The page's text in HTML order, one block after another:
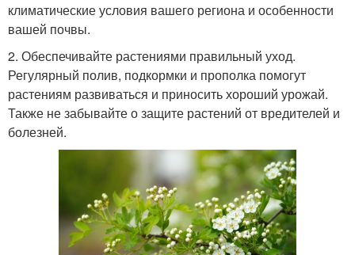
климатические условия вашего региона и особенности
вашей почвы.
2. Обеспечивайте растениями правильный уход.
Регулярный полив, подкормки и прополка помогут
растениям развиваться и приносить хороший урожай.
Также не забывайте о защите растений от вредителей и
болезней.